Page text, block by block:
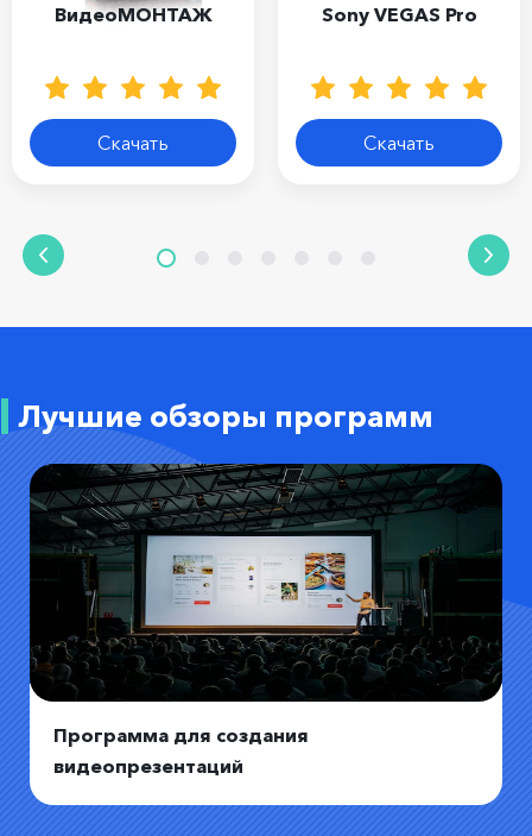
ВидеоМОНТАЖ
Скачать
Sony VEGAS Pro
Скачать
Лучшие обзоры программ
Программа для создания
видеопрезентаций